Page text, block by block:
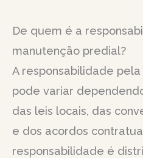
De quem é a
manutenção predial?
A responsabilidade
pode variar
das leis locais, das
e dos acordos
responsabilidade é